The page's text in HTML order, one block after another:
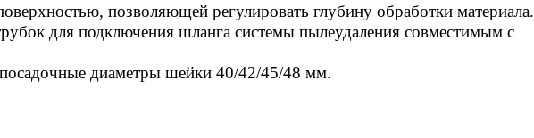
позволяющей регулировать глубину обработки материала.
для подключения шланга системы пылеудаления совместимым с
диаметры шейки 40/42/45/48 мм.